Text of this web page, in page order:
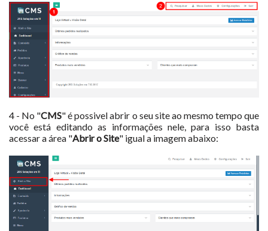
4 - No "CMS" é possivel abrir o seu site ao mesmo tempo que
você está editando as informações nele, para isso basta
acessar a área "Abrir o Site" igual a imagem abaixo: